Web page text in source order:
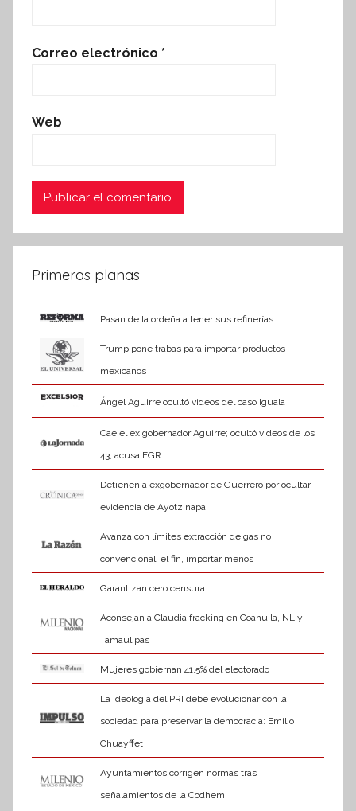
Correo electrónico *
Web
Primeras planas
Pasan de la ordeña a tener sus refinerías
Trump pone trabas para importar productos
mexicanos
Ángel Aguirre ocultó videos del caso Iguala
Cae el ex gobernador Aguirre; ocultó videos de los
43, acusa FGR
Detienen a exgobernador de Guerrero por ocultar
evidencia de Ayotzinapa
Avanza con límites extracción de gas no
convencional; el fin, importar menos
Garantizan cero censura
Aconsejan a Claudia fracking en Coahuila, NL y
Tamaulipas
Mujeres gobiernan 41.5% del electorado
La ideología del PRI debe evolucionar con la
sociedad para preservar la democracia: Emilio
Chuayffet
Ayuntamientos corrigen normas tras
señalamientos de la Codhem